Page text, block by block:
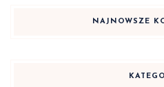
NAJNOWSZE